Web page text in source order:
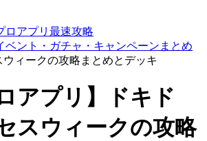
ロアプリ最速攻略
ベント・ガチャ・キャンペーンまとめ
ウィークの攻略まとめとデッキ
アプリ】ドキド
スウィークの攻略